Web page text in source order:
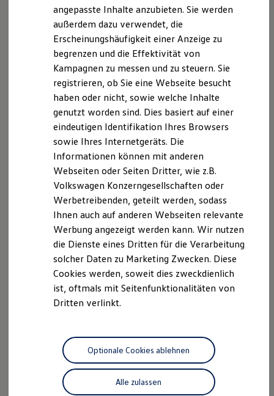
Software und Konnektivität
Die ID. Software 6
ID. Software Versionen und Updates
Digitale Extras
Schnittstellen zu Ihrem ID.
Hybridautos
Marke und Erlebnis
Volkswagen R und R Experience
R-Modelle
R Experience
Driving Experience
Volkswagen entdecken
Werkbesichtigung
Lifestyle Shop
T-Roc Kollektion
Golf Kollektion
ID. Kollektion
Volkswagen Kollektion
R-Kollektion
GTI Kollektion
Fußball Drop
we drive football
#wedriveproud
Besitzer und Service
Software Updates
Service und Ersatzteile
Motorenöl und Flüssigkeiten
Räder und Reifen
Pannen- und Unfallhilfe
Economy Service
Volkswagen Teile
Zubehör
Der T-Cross
Wendig, flexibel, vielseitig. Entdecken Sie den
T‑Cross.
Mehr zum T-Cross erfahren
Der ID.4
Kraftvoll wie ein SUV, nachhaltig wie ein ID.
angepasste Inhalte anzubieten. Sie werden
außerdem dazu verwendet, die
Erscheinungshäufigkeit einer Anzeige zu
begrenzen und die Effektivität von
Kampagnen zu messen und zu steuern. Sie
registrieren, ob Sie eine Webseite besucht
haben oder nicht, sowie welche Inhalte
genutzt worden sind. Dies basiert auf einer
eindeutigen Identifikation Ihres Browsers
sowie Ihres Internetgeräts. Die
Informationen können mit anderen
Webseiten oder Seiten Dritter, wie z.B.
Volkswagen Konzerngesellschaften oder
Werbetreibenden, geteilt werden, sodass
Ihnen auch auf anderen Webseiten relevante
Werbung angezeigt werden kann. Wir nutzen
die Dienste eines Dritten für die Verarbeitung
solcher Daten zu Marketing Zwecken. Diese
Cookies werden, soweit dies zweckdienlich
ist, oftmals mit Seitenfunktionalitäten von
Dritten verlinkt.
Alle zulassen
Optionale Cookies ablehnen